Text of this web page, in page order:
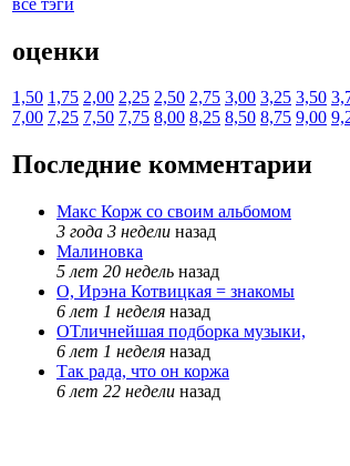
оценки
1,50 1,75 2,00 2,25 2,50 2,75 3,00 3,25 3,50
7,00 7,25 7,50 7,75 8,00 8,25 8,50 8,75 9,00
Последние комментарии
Макс Корж со своим альбомом
3 года 3 недели назад
Малиновка
5 лет 20 недель назад
О, Ирэна Котвицкая = знакомы
6 лет 1 неделя назад
ОТличнейшая подборка музыки,
6 лет 1 неделя назад
Так рада, что он коржа
6 лет 22 недели назад